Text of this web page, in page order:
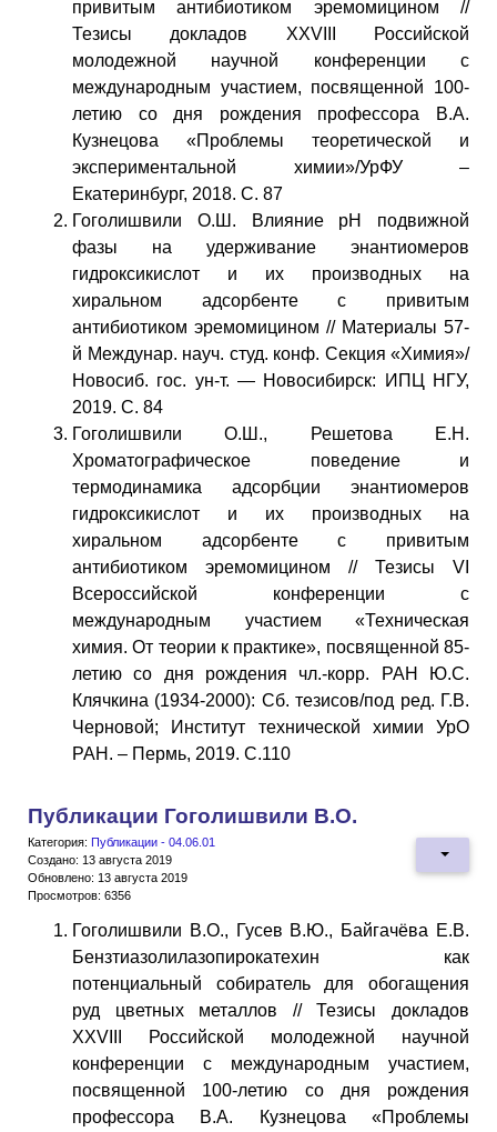
привитым антибиотиком эремомицином //
Тезисы докладов XXVIII Российской
молодежной научной конференции с
международным участием, посвященной 100-
летию со дня рождения профессора В.А.
Кузнецова «Проблемы теоретической и
экспериментальной химии»/УрФУ –
Екатеринбург, 2018. С. 87
Гоголишвили О.Ш. Влияние рН подвижной
фазы на удерживание энантиомеров
гидроксикислот и их производных на
хиральном адсорбенте с привитым
антибиотиком эремомицином // Материалы 57-
й Междунар. науч. студ. конф. Секция «Химия»/
Новосиб. гос. ун-т. — Новосибирск: ИПЦ НГУ,
2019. С. 84
Гоголишвили О.Ш., Решетова Е.Н.
Хроматографическое поведение и
термодинамика адсорбции энантиомеров
гидроксикислот и их производных на
хиральном адсорбенте с привитым
антибиотиком эремомицином // Тезисы VI
Всероссийской конференции с
международным участием «Техническая
химия. От теории к практике», посвященной 85-
летию со дня рождения чл.-корр. РАН Ю.С.
Клячкина (1934-2000): Сб. тезисов/под ред. Г.В.
Черновой; Институт технической химии УрО
РАН. – Пермь, 2019. С.110
Публикации Гоголишвили В.О.
Категория: Публикации - 04.06.01
Создано: 13 августа 2019
Обновлено: 13 августа 2019
Просмотров: 6356
Гоголишвили В.О., Гусев В.Ю., Байгачёва Е.В.
Бензтиазолилазопирокатехин как
потенциальный собиратель для обогащения
руд цветных металлов // Тезисы докладов
XXVIII Российской молодежной научной
конференции с международным участием,
посвященной 100-летию со дня рождения
профессора В.А. Кузнецова «Проблемы